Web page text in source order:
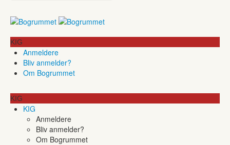
KIG
Anmeldere
Bliv anmelder?
Om Bogrummet
KIG
KIG
Anmeldere
Bliv anmelder?
Om Bogrummet